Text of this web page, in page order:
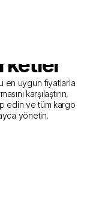
en uygun fiyatlarla
karşılaştırın,
edin ve tüm kargo
yönetin.